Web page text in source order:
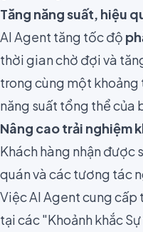
Tăng năng suất, hiệu
AI Agent tăng tốc độ
thời gian chờ đợi và
trong cùng một
năng suất tổng thể của
Nâng cao trải nghiệm
Khách hàng nhận được
quán và các tương tác
Việc AI Agent cung cấp
tại các "Khoảnh khắc